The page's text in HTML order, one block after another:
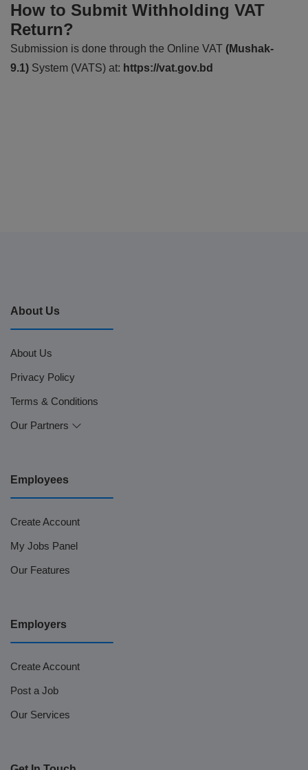
How to Submit Withholding VAT
Return?
Submission is done through the Online VAT (Mushak-
9.1) System (VATS) at: https://vat.gov.bd
About Us
About Us
Privacy Policy
Terms & Conditions
Our Partners
Employees
Create Account
My Jobs Panel
Our Features
Employers
Create Account
Post a Job
Our Services